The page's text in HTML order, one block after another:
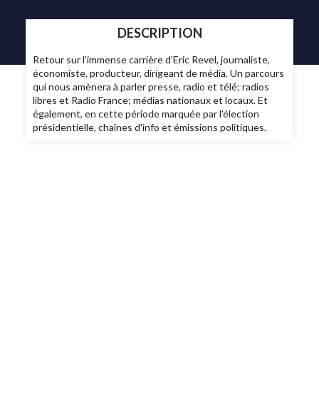
DESCRIPTION
Retour sur l'immense carrière d'Eric Revel, journaliste,
économiste, producteur, dirigeant de média. Un parcours
qui nous amènera à parler presse, radio et télé; radios
libres et Radio France; médias nationaux et locaux. Et
également, en cette période marquée par l'élection
présidentielle, chaînes d'info et émissions politiques.